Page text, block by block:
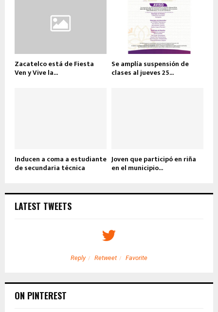
Zacatelco está de Fiesta
Ven y Vive la...
Se amplía suspensión de
clases al jueves 25...
Inducen a coma a estudiante
de secundaria técnica
Joven que participó en riña
en el municipio...
LATEST TWEETS
Reply Retweet Favorite
ON PINTEREST